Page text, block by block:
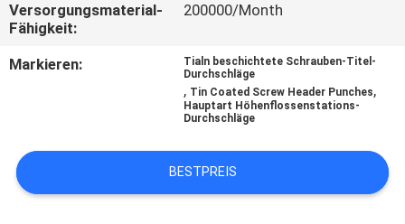
SIE
MIT
VERBINDUNG
NACHRICHTEN
Versorgungsmaterial-
Fähigkeit:
200000/Month
Markieren:
Tialn beschichtete Schrauben-Titel-
Durchschläge
, Tin Coated Screw Header Punches,
Hauptart Höhenflossenstations-
Durchschläge
BESTPREIS